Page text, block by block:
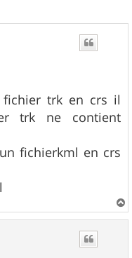
trk en crs il
trk ne contient
fichierkml en crs
a